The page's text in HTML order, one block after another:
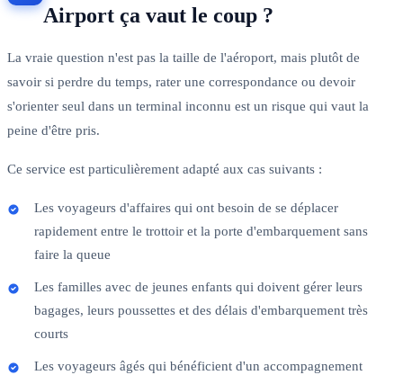
Airport ça vaut le coup ?
La vraie question n'est pas la taille de l'aéroport, mais plutôt de
savoir si perdre du temps, rater une correspondance ou devoir
s'orienter seul dans un terminal inconnu est un risque qui vaut la
peine d'être pris.
Ce service est particulièrement adapté aux cas suivants :
Les voyageurs d'affaires qui ont besoin de se déplacer
rapidement entre le trottoir et la porte d'embarquement sans
faire la queue
Les familles avec de jeunes enfants qui doivent gérer leurs
bagages, leurs poussettes et des délais d'embarquement très
courts
Les voyageurs âgés qui bénéficient d'un accompagnement